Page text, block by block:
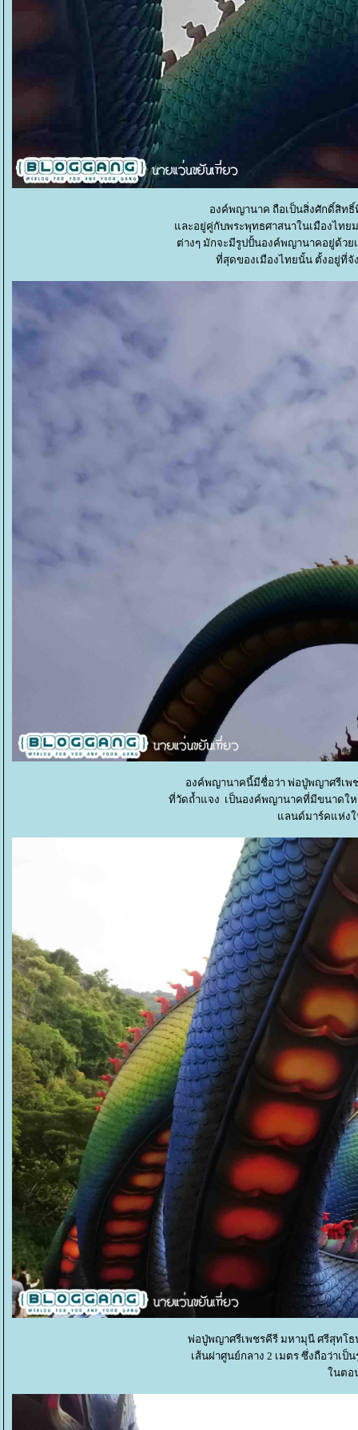
องค์พญานาค ถือเป็นสิ่งศักดิ์สิท
ละอยู่คู่กับพระพุทธศาสนาในเมืองไทยม
ต่างๆ มักจะมีรูปปั้นองค์พญานาคอยู่ด้ว
ที่สุดของเมืองไทยนั้น ตั้งอยู่ที่จั
องค์พญานาคนี้มีชื่อว่า พ่อปู่พญาศรีเพ
ที่วัดถ้ำแจง เป็นองค์พญานาคที่มีขนาดใ
ลนด์มาร์คแห่งใ
พ่อปู่พญาศรีเพชรคีรี มหามุนี ศรีสุทโธ
เส้นผ่าศูนย์กลาง 2 เมตร ซึ่งถือว่า
นตอน